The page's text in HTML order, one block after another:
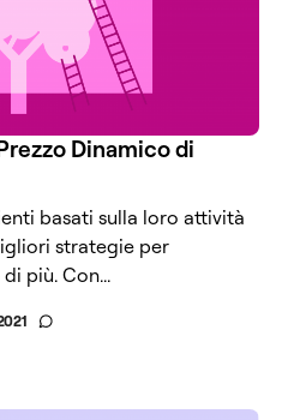
Dinamico di
basati sulla loro attività
strategie per
più. Con...